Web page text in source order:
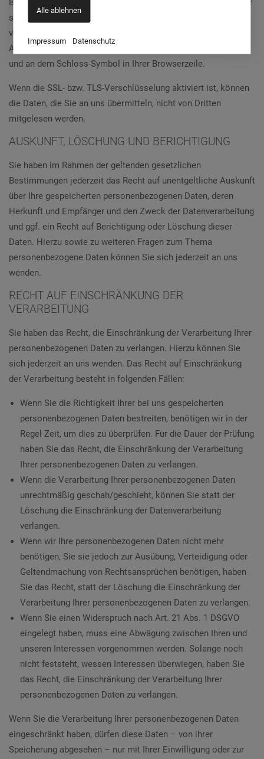
Alle ablehnen
Impressum Datenschutz
Bestellungen oder Anfragen, die Sie an uns als Seitenbetreiber
senden, eine SSL- bzw. TLS-Verschlüsselung. Eine
verschlüsselte Verbindung erkennen Sie daran, dass die
Adresszeile des Browsers von „http://“ auf „https://“ wechselt
und an dem Schloss-Symbol in Ihrer Browserzeile.
Wenn die SSL- bzw. TLS-Verschlüsselung aktiviert ist, können
die Daten, die Sie an uns übermitteln, nicht von Dritten
mitgelesen werden.
AUSKUNFT, LÖSCHUNG UND BERICHTIGUNG
Sie haben im Rahmen der geltenden gesetzlichen
Bestimmungen jederzeit das Recht auf unentgeltliche Auskunft
über Ihre gespeicherten personenbezogenen Daten, deren
Herkunft und Empfänger und den Zweck der Datenverarbeitung
und ggf. ein Recht auf Berichtigung oder Löschung dieser
Daten. Hierzu sowie zu weiteren Fragen zum Thema
personenbezogene Daten können Sie sich jederzeit an uns
wenden.
RECHT AUF EINSCHRÄNKUNG DER
VERARBEITUNG
Sie haben das Recht, die Einschränkung der Verarbeitung Ihrer
personenbezogenen Daten zu verlangen. Hierzu können Sie
sich jederzeit an uns wenden. Das Recht auf Einschränkung
der Verarbeitung besteht in folgenden Fällen:
Wenn Sie die Richtigkeit Ihrer bei uns gespeicherten
personenbezogenen Daten bestreiten, benötigen wir in der
Regel Zeit, um dies zu überprüfen. Für die Dauer der Prüfung
haben Sie das Recht, die Einschränkung der Verarbeitung
Ihrer personenbezogenen Daten zu verlangen.
Wenn die Verarbeitung Ihrer personenbezogenen Daten
unrechtmäßig geschah/geschieht, können Sie statt der
Löschung die Einschränkung der Datenverarbeitung
verlangen.
Wenn wir Ihre personenbezogenen Daten nicht mehr
benötigen, Sie sie jedoch zur Ausübung, Verteidigung oder
Geltendmachung von Rechtsansprüchen benötigen, haben
Sie das Recht, statt der Löschung die Einschränkung der
Verarbeitung Ihrer personenbezogenen Daten zu verlangen.
Wenn Sie einen Widerspruch nach Art. 21 Abs. 1 DSGVO
eingelegt haben, muss eine Abwägung zwischen Ihren und
unseren Interessen vorgenommen werden. Solange noch
nicht feststeht, wessen Interessen überwiegen, haben Sie
das Recht, die Einschränkung der Verarbeitung Ihrer
personenbezogenen Daten zu verlangen.
Wenn Sie die Verarbeitung Ihrer personenbezogenen Daten
eingeschränkt haben, dürfen diese Daten – von ihrer
Speicherung abgesehen – nur mit Ihrer Einwilligung oder zur